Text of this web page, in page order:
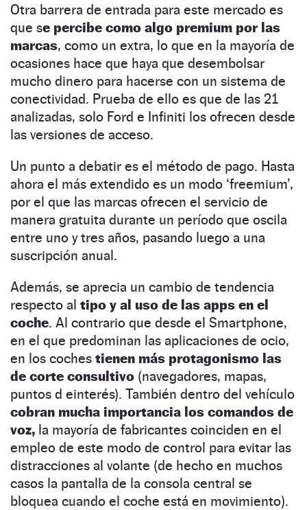
Otra barrera de entrada para este mercado es
que se percibe como algo premium por las
marcas, como un extra, lo que en la mayoría de
ocasiones hace que haya que desembolsar
mucho dinero para hacerse con un sistema de
conectividad. Prueba de ello es que de las 21
analizadas, solo Ford e Infiniti los ofrecen desde
las versiones de acceso.
Un punto a debatir es el método de pago. Hasta
ahora el más extendido es un modo ‘freemium’,
por el que las marcas ofrecen el servicio de
manera gratuita durante un período que oscila
entre uno y tres años, pasando luego a una
suscripción anual.
Además, se aprecia un cambio de tendencia
respecto al tipo y al uso de las apps en el
coche. Al contrario que desde el Smartphone,
en el que predominan las aplicaciones de ocio,
en los coches tienen más protagonismo las
de corte consultivo (navegadores, mapas,
puntos d einterés). También dentro del vehículo
cobran mucha importancia los comandos de
voz, la mayoría de fabricantes coinciden en el
empleo de este modo de control para evitar las
distracciones al volante (de hecho en muchos
casos la pantalla de la consola central se
bloquea cuando el coche está en movimiento).